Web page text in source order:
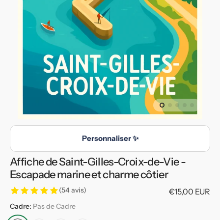
multimédia
vedette
dans
la
la
galerie
Personnaliser ✨
Affiche de Saint-Gilles-Croix-de-Vie -
Escapade marine et charme côtier
(54 avis)
Prix
€15,00 EUR
Cadre: Pas de Cadre